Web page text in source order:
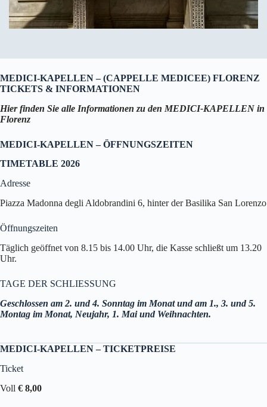
MEDICI-KAPELLEN – (CAPPELLE MEDICEE) FLORENZ
TICKETS & INFORMATIONEN
Hier finden Sie alle Informationen zu den MEDICI-KAPELLEN in
Florenz
MEDICI-KAPELLEN – ÖFFNUNGSZEITEN
TIMETABLE 2026
Adresse
Piazza Madonna degli Aldobrandini 6, hinter der Basilika San Lorenzo
Öffnungszeiten
Täglich geöffnet von 8.15 bis 14.00 Uhr, die Kasse schließt um 13.20
Uhr.
TAGE DER SCHLIESSUNG
Geschlossen am 2. und 4. Sonntag im Monat und am 1., 3. und 5.
Montag im Monat, Neujahr, 1. Mai und Weihnachten.
MEDICI-KAPELLEN – TICKETPREISE
Ticket
Voll € 8,00